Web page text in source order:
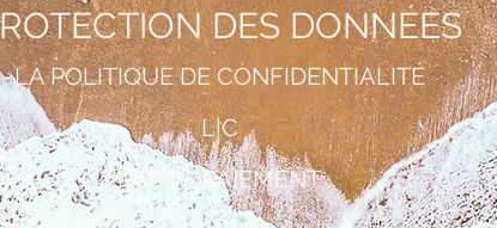
DES DONNÉES
LA POLITIQUE DE CONFIDENTIALITÉ
L|C
RGPD - PAIEMENT